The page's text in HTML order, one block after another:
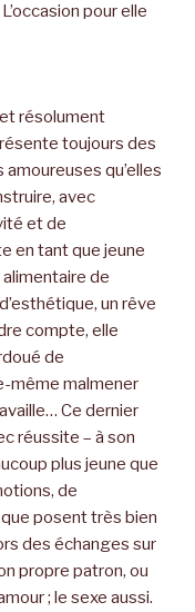
pour elle
résolument
toujours des
qu’elles
avec
et de
en tant que jeune
de
un rêve
compte, elle
de
même malmener
Ce dernier
réussite – à son
plus jeune que
de
posent très bien
des échanges sur
propre patron, ou
; le sexe aussi.